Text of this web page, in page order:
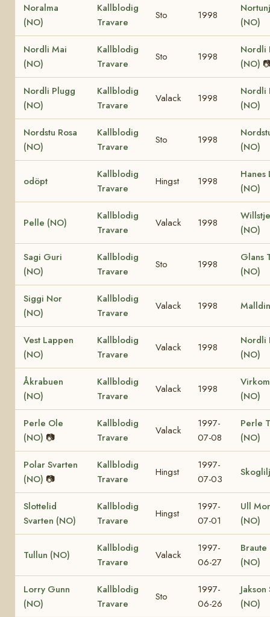
Noralma
(NO)
Kallblodig
Travare
Sto 1998
(NO)
Nordli Mai
(NO)
Kallblodig
Travare
Sto 1998
Nordli
(NO)
Nordli Plugg
(NO)
Kallblodig
Travare
Valack 1998
Nordli
(NO)
Nordstu Rosa
(NO)
Kallblodig
Travare
Sto 1998
(NO)
odöpt
Kallblodig
Travare
Hingst 1998
Hanes
(NO)
Pelle (NO)
Kallblodig
Travare
Valack 1998
(NO)
Sagi Guri
(NO)
Kallblodig
Travare
Sto 1998
Glans
(NO)
Siggi Nor
(NO)
Kallblodig
Travare
Valack 1998
Vest Lappen
(NO)
Kallblodig
Travare
Valack 1998
Nordli
(NO)
Åkrabuen
(NO)
Kallblodig
Travare
Valack 1998
(NO)
Perle Ole
(NO) 📷
Kallblodig
Travare
Valack
1997-
07-08
Perle
(NO)
Polar Svarten
(NO) 📷
Kallblodig
Travare
Hingst
1997-
07-03
Slottelid
Svarten (NO)
Kallblodig
Travare
Hingst
1997-
07-01
Ull
(NO)
Tullun (NO)
Kallblodig
Travare
Valack
1997-
06-27
Braute
(NO)
Lorry Gunn
(NO)
Kallblodig
Travare
Sto
1997-
06-26
(NO)